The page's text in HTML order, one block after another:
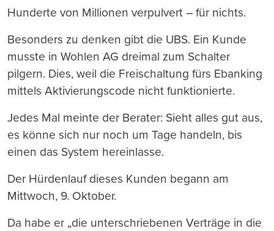
Hunderte von Millionen verpulvert – für nichts.
Besonders zu denken gibt die UBS. Ein Kunde
musste in Wohlen AG dreimal zum Schalter
pilgern. Dies, weil die Freischaltung fürs Ebanking
mittels Aktivierungscode nicht funktionierte.
Jedes Mal meinte der Berater: Sieht alles gut aus,
es könne sich nur noch um Tage handeln, bis
einen das System hereinlasse.
Der Hürdenlauf dieses Kunden begann am
Mittwoch, 9. Oktober.
Da habe er „die unterschriebenen Verträge in die